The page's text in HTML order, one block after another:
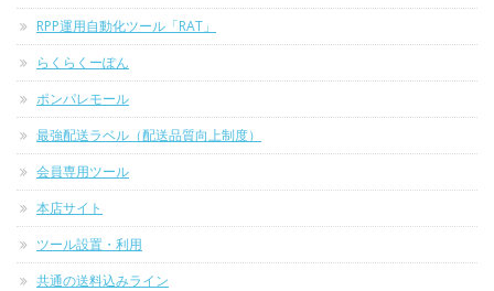
RPP運用自動化ツール「RAT」
らくらくーぽん
ポンパレモール
最強配送ラベル（配送品質向上制度）
会員専用ツール
本店サイト
ツール設置・利用
共通の送料込みライン